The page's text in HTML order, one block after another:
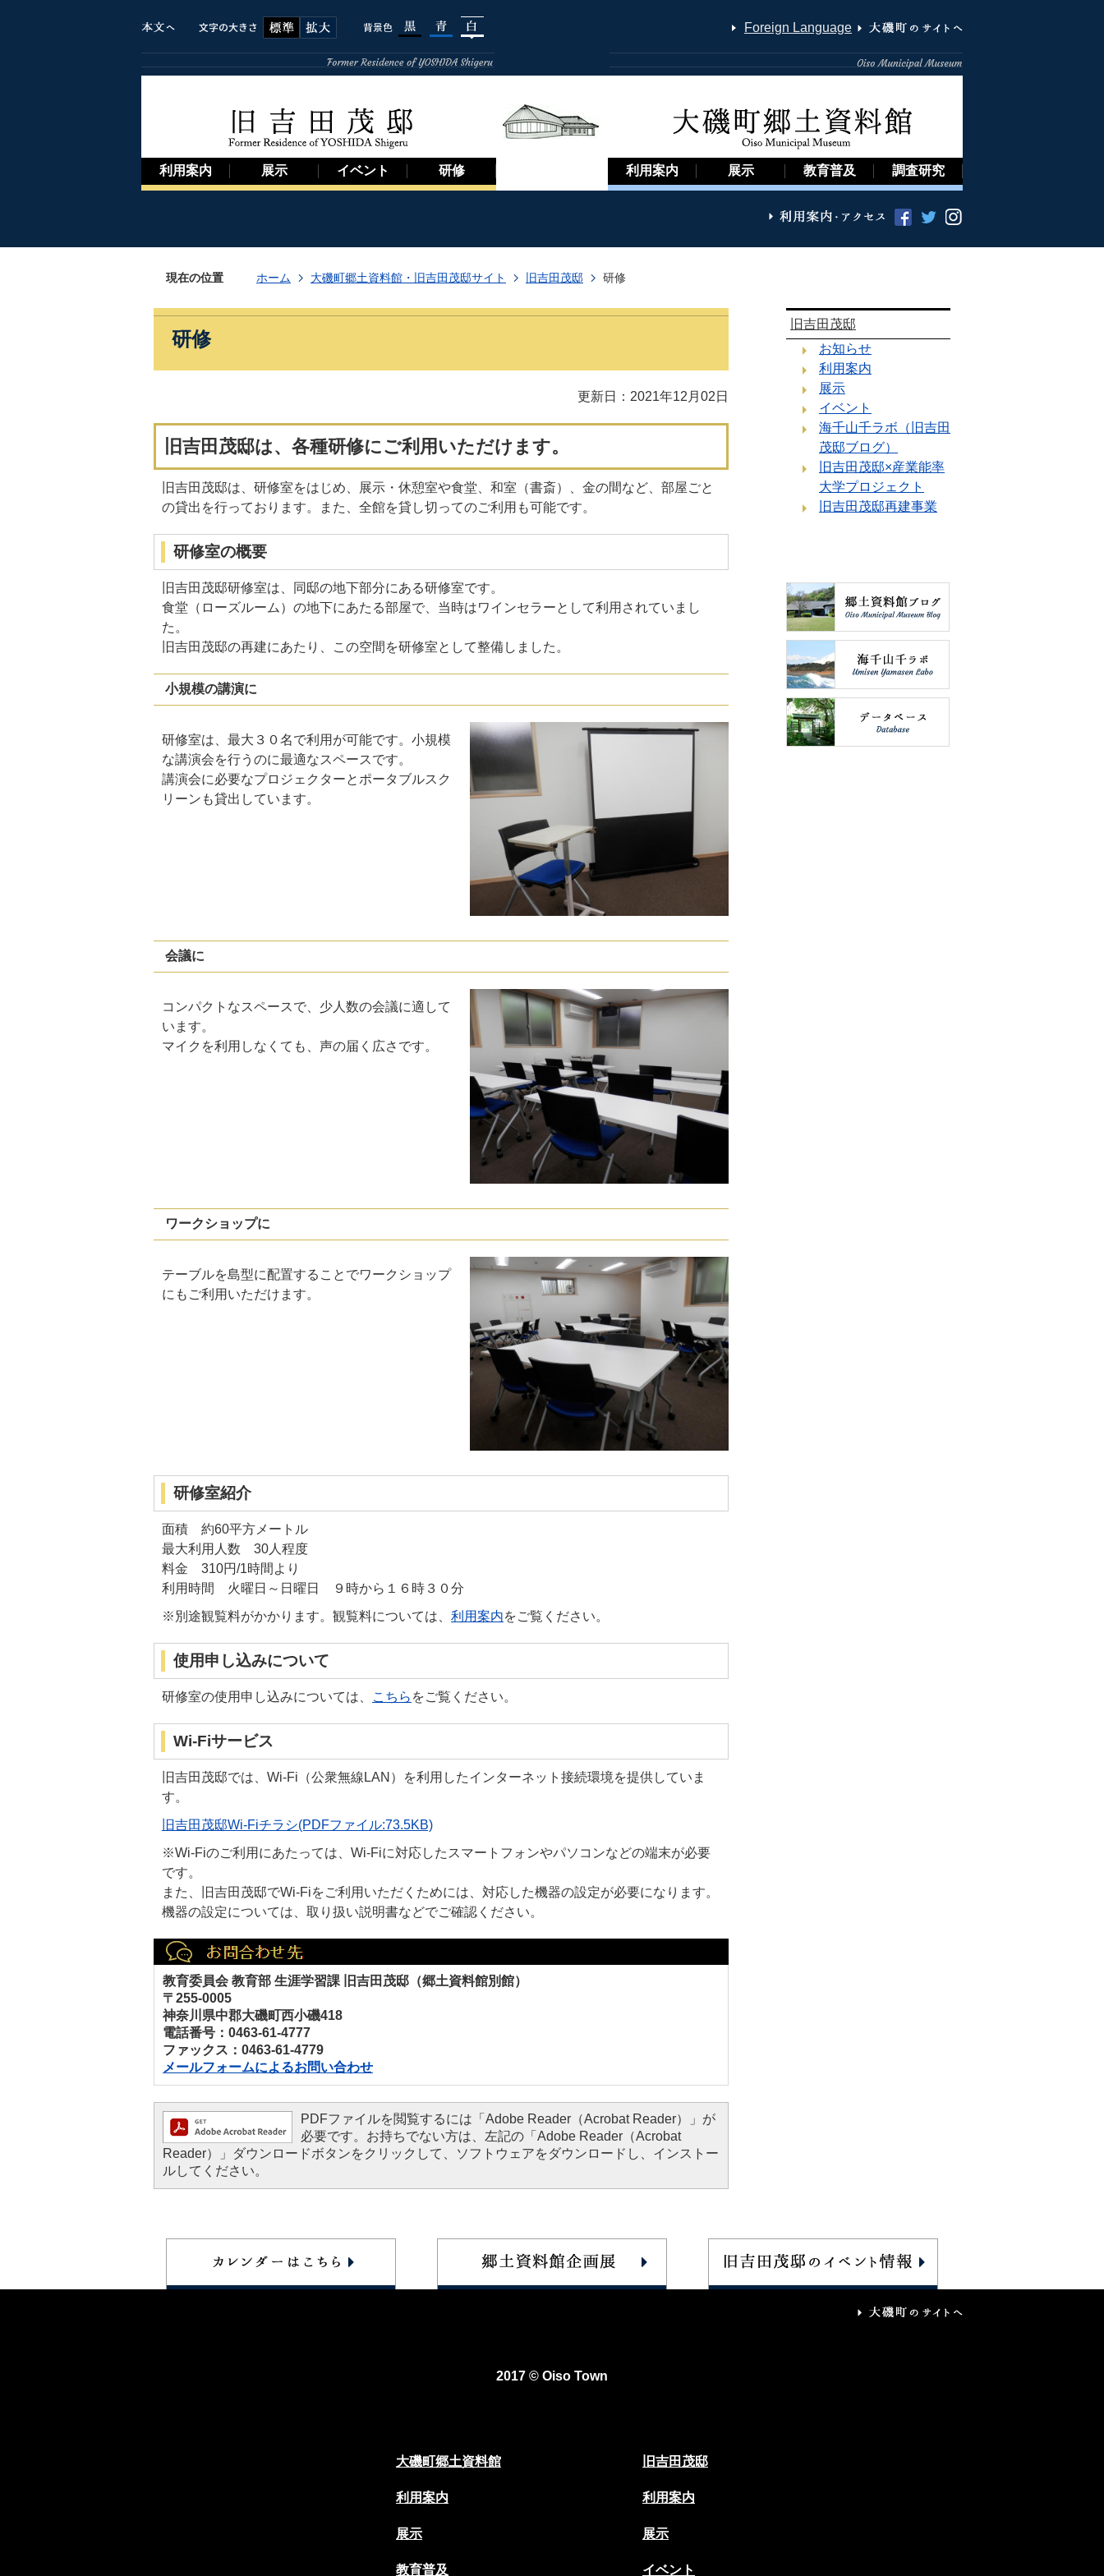
Foreign Language
利用案内 展示 イベント 研修 利用案内 展示 教育普及 調査研究
現在の位置 ホーム 大磯町郷土資料館・旧吉田茂邸サイト 旧吉田茂邸 研修
研修
更新日：2021年12月02日
旧吉田茂邸は、各種研修にご利用いただけます。
旧吉田茂邸は、研修室をはじめ、展示・休憩室や食堂、和室（書斎）、金の間など、部屋ごと
の貸出を行っております。また、全館を貸し切ってのご利用も可能です。
研修室の概要
旧吉田茂邸研修室は、同邸の地下部分にある研修室です。
食堂（ローズルーム）の地下にあたる部屋で、当時はワインセラーとして利用されていまし
た。
旧吉田茂邸の再建にあたり、この空間を研修室として整備しました。
小規模の講演に
研修室は、最大３０名で利用が可能です。小規模
な講演会を行うのに最適なスペースです。
講演会に必要なプロジェクターとポータブルスク
リーンも貸出しています。
会議に
コンパクトなスペースで、少人数の会議に適して
います。
マイクを利用しなくても、声の届く広さです。
ワークショップに
テーブルを島型に配置することでワークショップ
にもご利用いただけます。
研修室紹介
面積 約60平方メートル
最大利用人数 30人程度
料金 310円/1時間より
利用時間 火曜日～日曜日 ９時から１６時３０分
※別途観覧料がかかります。観覧料については、 利用案内をご覧ください。
使用申し込みについて
研修室の使用申し込みについては、 こちら をご覧ください。
Wi-Fiサービス
旧吉田茂邸では、Wi-Fi（公衆無線LAN）を利用したインターネット接続環境を提供していま
す。
旧吉田茂邸Wi-Fiチラシ(PDFファイル:73.5KB)
※Wi-Fiのご利用にあたっては、Wi-Fiに対応したスマートフォンやパソコンなどの端末が必要
です。
また、旧吉田茂邸でWi-Fiをご利用いただくためには、対応した機器の設定が必要になります。
機器の設定については、取り扱い説明書などでご確認ください。
教育委員会 教育部 生涯学習課 旧吉田茂邸（郷土資料館別館）
〒255-0005
神奈川県中郡大磯町西小磯418
電話番号：0463-61-4777
ファックス：0463-61-4779
メールフォームによるお問い合わせ
PDFファイルを閲覧するには「Adobe Reader（Acrobat Reader）」が
必要です。お持ちでない方は、左記の「Adobe Reader（Acrobat
Reader）」ダウンロードボタンをクリックして、ソフトウェアをダウンロードし、インストー
ルしてください。
旧吉田茂邸
お知らせ
利用案内
展示
イベント
海千山千ラボ（旧吉田
茂邸ブログ）
旧吉田茂邸×産業能率
大学プロジェクト
旧吉田茂邸再建事業
大
2017 © Oiso Town
大磯町郷土資料館
利用案内
展示
教育普及
旧吉田茂邸
利用案内
展示
イベント